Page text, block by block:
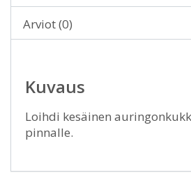
Arviot (0)
Kuvaus
Loihdi kesäinen
pinnalle.